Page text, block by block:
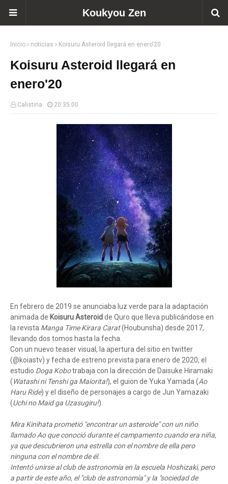
Koukyou Zen
Inicio noticias Koisuru Asteroid llegará en enero'20
Koisuru Asteroid llegará en
enero'20
Calistina 20:35:00
En febrero de 2019 se anunciaba luz verde para la adaptación
animada de Koisuru Asteroidde Quro que lleva publicándose en
la revista Manga Time Kirara Carat(Houbunsha) desde 2017,
llevando dos tomos hasta la fecha.
Con un nuevo teaser visual, la apertura del sitio en twitter
(@koiastv) y fecha de estreno prevista para enero de 2020, el
estudio Doga Kobotrabaja con la dirección de Daisuke Hiramaki
(Watashi ni Tenshi ga Maiorita!), el guion de Yuka Yamada (Ao
Haru Ride) y el diseño de personajes a cargo de Jun Yamazaki
(Uchi no Maid ga Uzasugiru!).
Mira Kinihata prometió "encontrar un asteroide" con un niño
llamado Ao que conoció durante el campamento cuando era niña,
ya que descubrieron una estrella con el nombre de ella pero
ninguna con el nombre de él.
Intentó unirse al club de astronomía en la escuela Hoshizaki, pero
a partir de este año, el "club de astronomía" y la "sociedad de